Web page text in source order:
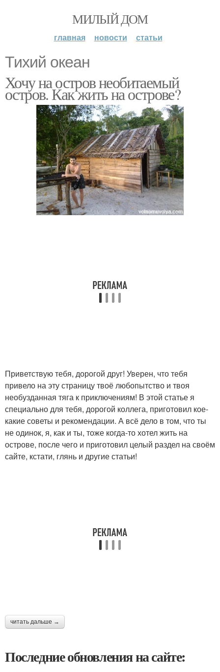
МИЛЫЙ ДОМ
главная новости статьи
Тихий океан
Хочу на остров необитаемый
остров. Как жить на острове?
Приветствую тебя, дорогой друг! Уверен, что тебя
привело на эту страницу твоё любопытство и твоя
необузданная тяга к приключениям! В этой статье я
специально для тебя, дорогой коллега, приготовил кое-
какие советы и рекомендации. А всё дело в том, что ты
не одинок, я, как и ты, тоже когда-то хотел жить на
острове, после чего и приготовил целый раздел на своём
сайте, кстати, глянь и другие статьи!
читать дальше →
Последние обновления на сайте: